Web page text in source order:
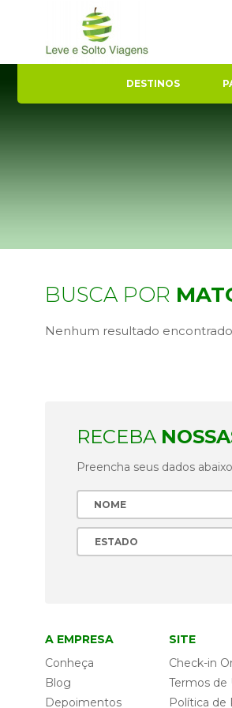
DESTINOS
BUSCA POR
Nenhum resultado
RECEBA
Preencha seus dados
A EMPRESA
Conheça
Blog
Depoimentos
SITE
Check-in
Termos de
Política de